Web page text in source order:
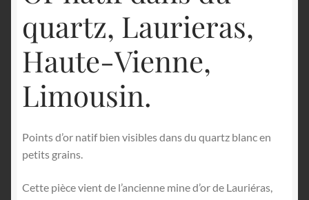
quartz, Laurieras,
Haute-Vienne,
Limousin.
Points d’or natif bien visibles dans du quartz blanc en
petits grains.
Cette pièce vient de l’ancienne mine d’or de Lauriéras,